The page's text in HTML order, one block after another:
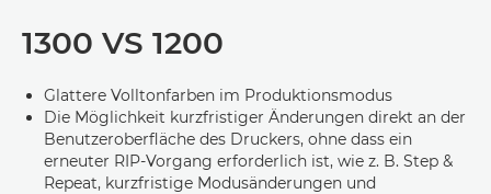
1300 VS 1200
Glattere Volltonfarben im Produktionsmodus
Die Möglichkeit kurzfristiger Änderungen direkt an der
Benutzeroberfläche des Druckers, ohne dass ein
erneuter RIP-Vorgang erforderlich ist, wie z. B. Step &
Repeat, kurzfristige Modusänderungen und